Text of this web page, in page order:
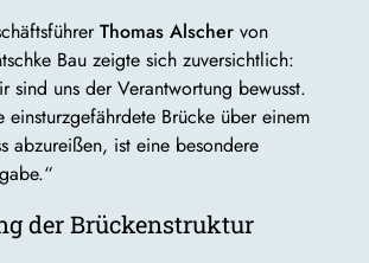
Thomas Alscher von
Bau zeigte sich zuversichtlich:
sind uns der Verantwortung bewusst.
einsturzgefährdete Brücke über einem
abzureißen, ist eine besondere
der Brückenstruktur